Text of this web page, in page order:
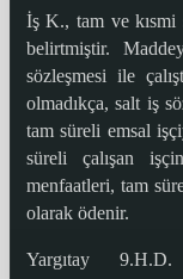
İş K., tam ve kısmi
belirtmiştir.
sözleşmesi ile
olmadıkça, salt iş
tam süreli emsal
süreli çalışan
menfaatleri, tam
olarak ödenir.
Yargıtay